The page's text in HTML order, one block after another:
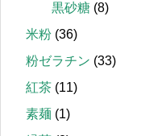
黒砂糖 (8)
米粉 (36)
粉ゼラチン (33)
紅茶 (11)
素麺 (1)